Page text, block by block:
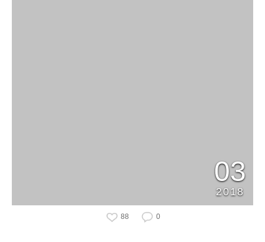
03
2018
88 0